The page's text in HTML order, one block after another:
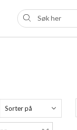
Sorter på